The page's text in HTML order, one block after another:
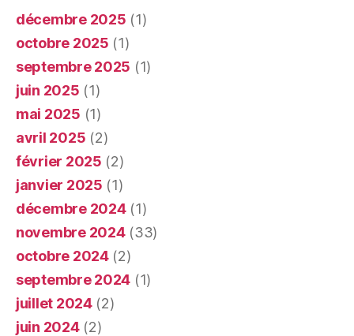
décembre 2025 (1)
octobre 2025 (1)
septembre 2025 (1)
juin 2025 (1)
mai 2025 (1)
avril 2025 (2)
février 2025 (2)
janvier 2025 (1)
décembre 2024(1)
novembre 2024(33)
octobre 2024(2)
septembre 2024 (1)
juillet 2024(2)
juin 2024(2)